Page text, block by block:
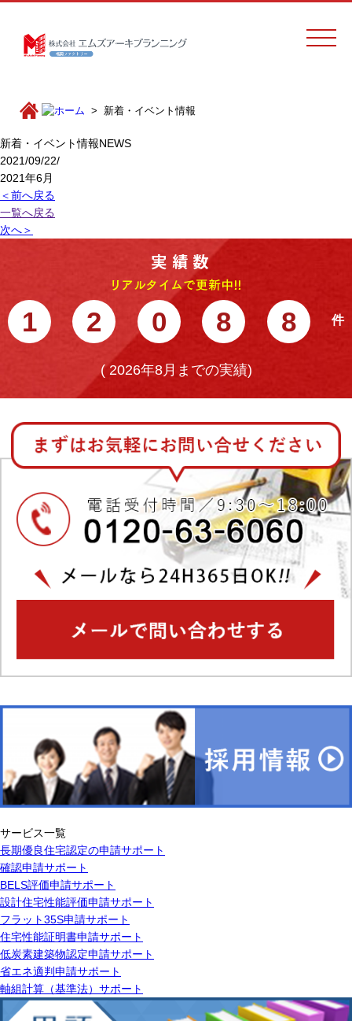
新着・イベント情報
新着・イベント情報NEWS
2021/09/22/
2021年6月
＜前へ戻る
一覧へ戻る
次へ＞
1 2 0 8 8
(2026年8月までの実績)
サービス一覧
長期優良住宅認定の申請サポート
確認申請サポート
BELS評価申請サポート
設計住宅性能評価申請サポート
フラット35S申請サポート
住宅性能証明書申請サポート
低炭素建築物認定申請サポート
省エネ適判申請サポート
軸組計算（基準法）サポート